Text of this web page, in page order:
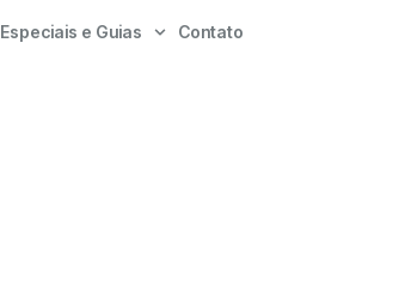
Especiais e Guias Contato